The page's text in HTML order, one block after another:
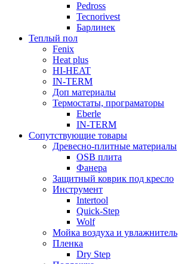
Pedross
Tecnorivest
Барлинек
Теплый пол
Fenix
Heat plus
HI-HEAT
IN-TERM
Доп материалы
Термостаты, програматоры
Eberle
IN-TERM
Сопутствующие товары
Древесно-плитные материалы
OSB плита
Фанера
Защитный коврик под кресло
Инструмент
Intertool
Quick-Step
Wolf
Мойка воздуха и увлажнитель
Пленка
Dry Step